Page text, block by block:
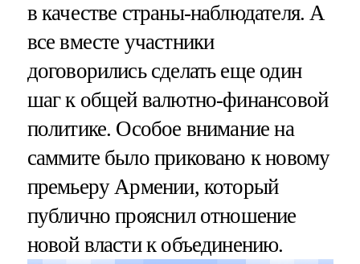
в качестве страны-наблюдателя. А
все вместе участники
договорились сделать еще один
шаг к общей валютно-финансовой
политике. Особое внимание на
саммите было приковано к новому
премьеру Армении, который
публично прояснил отношение
новой власти к объединению.